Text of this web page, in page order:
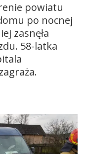
powiatu
po nocnej
zasnęła
58-latka